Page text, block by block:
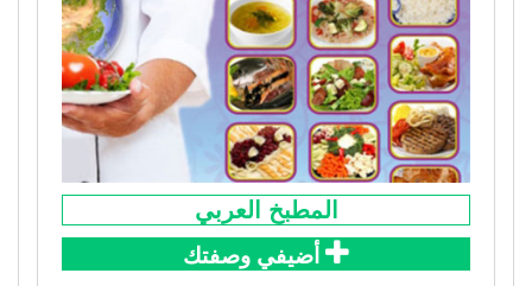
المطبخ العربي
أضيفي وصفتك